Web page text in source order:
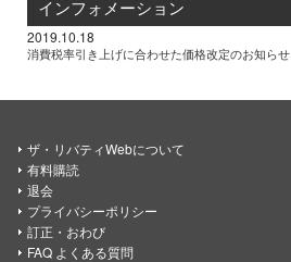
インフォメーション
2019.10.18
消費税率引き上げに合わせた価格改定のお知らせ
ザ・リバティWebについて
有料購読
退会
プライバシーポリシー
訂正・おわび
FAQ よくある質問